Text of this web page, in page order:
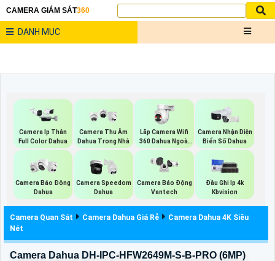
CAMERA GIÁM SÁT360
DANH MỤC
Camera Ip Thân
Full Color Dahua
Camera Thu Âm
Dahua Trong Nhà
Lắp Camera Wifi
360 Dahua Ngoài
Trời
Camera Nhận Diện
Biển Số Dahua
Camera Báo Động
Dahua
Camera Speedom
Dahua
Camera Báo Động
Vantech
Đầu Ghi Ip 4k
Kbvision
Camera Quan Sát Camera Dahua Giá Rẻ
Camera Dahua 4K Siêu
Nét
Camera Dahua DH-IPC-HFW2649M-S-B-PRO (6MP)